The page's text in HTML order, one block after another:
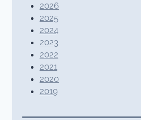
2026
2025
2024
2023
2022
2021
2020
2019